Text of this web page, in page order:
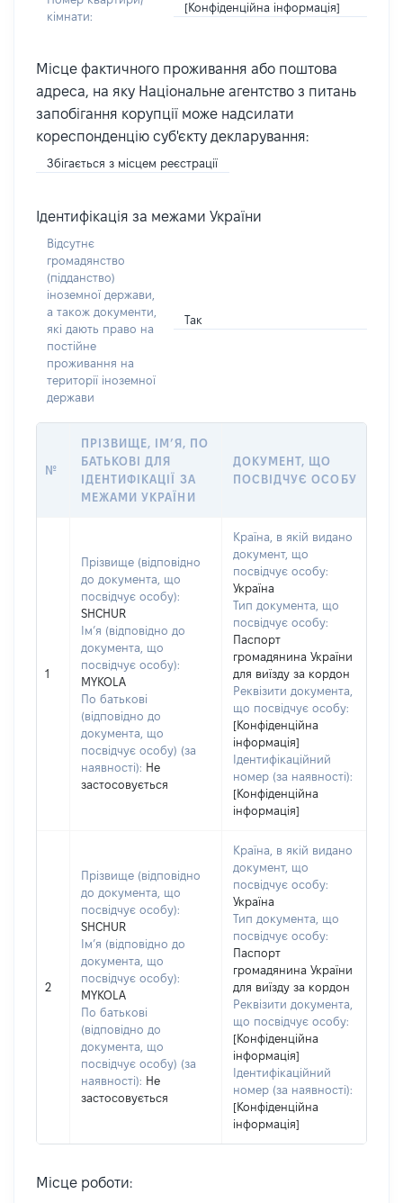
кімнати:
[Конфіденційна інформація]
Місце фактичного проживання або поштова
адреса, на яку Національне агентство з питань
запобігання корупції може надсилати
кореспонденцію суб'єкту декларування:
Збігається з місцем реєстрації
Ідентифікація за межами України
Відсутнє
громадянство
(підданство)
іноземної держави,
а також документи,
які дають право на
постійне
проживання на
території іноземної
держави
Так
№
ПРІЗВИЩЕ, ІМ’Я, ПО
БАТЬКОВІ ДЛЯ
ІДЕНТИФІКАЦІЇ ЗА
МЕЖАМИ УКРАЇНИ
ДОКУМЕНТ, ЩО
ПОСВІДЧУЄ ОСОБУ
1
Прізвище (відповідно
до документа, що
посвідчує особу):
SHCHUR
Ім’я (відповідно до
документа, що
посвідчує особу):
MYKOLA
По батькові
(відповідно до
документа, що
посвідчує особу) (за
наявності): Не
застосовується
Країна, в якій видано
документ, що
посвідчує особу:
Україна
Тип документа, що
посвідчує особу:
Паспорт
громадянина України
для виїзду за кордон
Реквізити документа,
що посвідчує особу:
[Конфіденційна
інформація]
Ідентифікаційний
номер (за наявності):
[Конфіденційна
інформація]
2
Прізвище (відповідно
до документа, що
посвідчує особу):
SHCHUR
Ім’я (відповідно до
документа, що
посвідчує особу):
MYKOLA
По батькові
(відповідно до
документа, що
посвідчує особу) (за
наявності): Не
застосовується
Країна, в якій видано
документ, що
посвідчує особу:
Україна
Тип документа, що
посвідчує особу:
Паспорт
громадянина України
для виїзду за кордон
Реквізити документа,
що посвідчує особу:
[Конфіденційна
інформація]
Ідентифікаційний
номер (за наявності):
[Конфіденційна
інформація]
Місце роботи: